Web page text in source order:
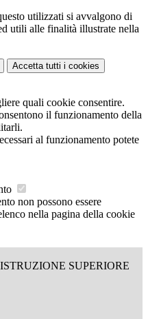
utilizzati si avvalgono di
utili alle finalità illustrate nella
Accetta tutti i cookies
quali cookie consentire.
il funzionamento della
al funzionamento potete
non possono essere
nella pagina della cookie
SUPERIORE